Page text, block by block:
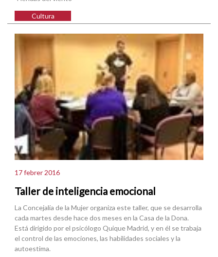
Cultura
17 febrer 2016
Taller de inteligencia emocional
La Concejalía de la Mujer organiza este taller, que se desarrolla
cada martes desde hace dos meses en la Casa de la Dona.
Está dirigido por el psicólogo Quique Madrid, y en él se trabaja
el control de las emociones, las habilidades sociales y la
autoestima.